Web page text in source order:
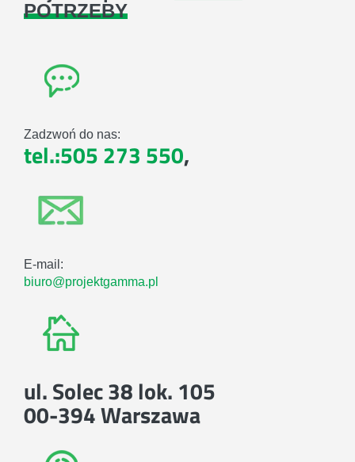
POTRZEBY
Zadzwoń do nas:
tel.:505 273 550,
E-mail:
biuro@projektgamma.pl
ul. Solec 38 lok. 105
00-394 Warszawa